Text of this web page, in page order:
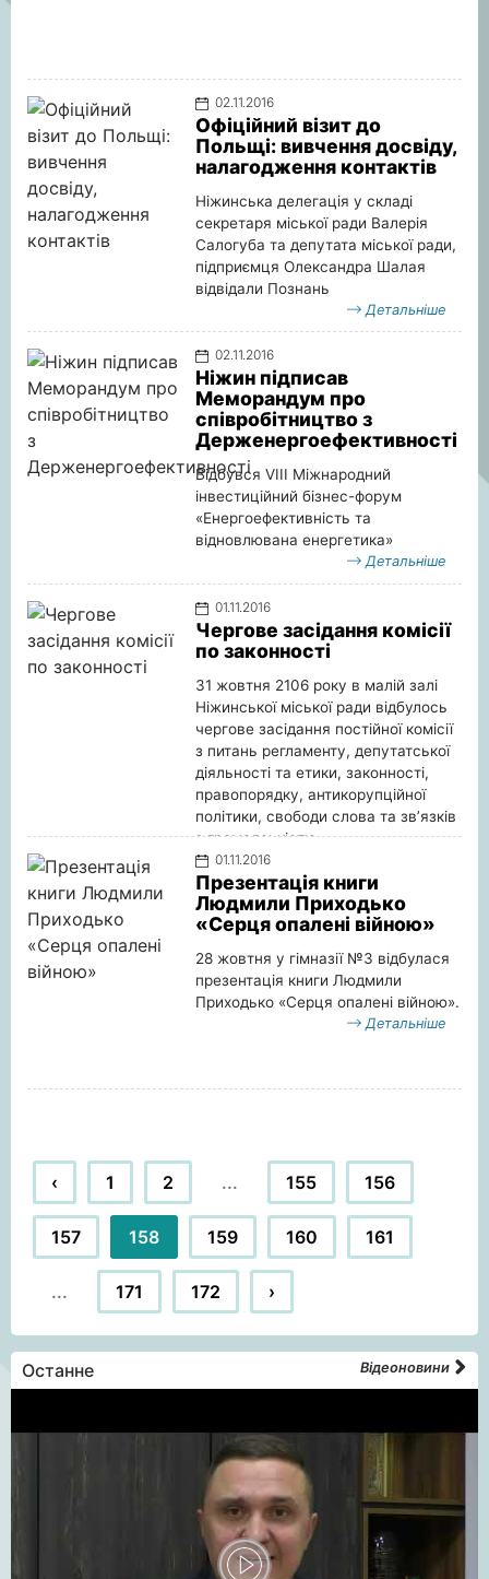
02.11.2016
Офіційний візит до
Польщі: вивчення досвіду,
налагодження контактів
Ніжинська делегація у складі
секретаря міської ради Валерія
Салогуба та депутата міської ради,
підприємця Олександра Шалая
відвідали Познань
Детальніше
02.11.2016
Ніжин підписав
Меморандум про
співробітництво з
Держенергоефективності
Відбувся VIII Міжнародний
інвестиційний бізнес-форум
«Енергоефективність та
відновлювана енергетика»
Детальніше
01.11.2016
Чергове засідання комісії
по законності
31 жовтня 2106 року в малій залі
Ніжинської міської ради відбулось
чергове засідання постійної комісії
з питань регламенту, депутатської
діяльності та етики, законності,
правопорядку, антикорупційної
політики, свободи слова та зв’язків
з громадськістю.
01.11.2016
Презентація книги
Людмили Приходько
«Серця опалені війною»
28 жовтня у гімназії №3 відбулася
презентація книги Людмили
Приходько «Серця опалені війною».
Детальніше
‹ 1 2 ... 155 156
157 158 159 160 161
... 171 172 ›
Останне Відеоновини